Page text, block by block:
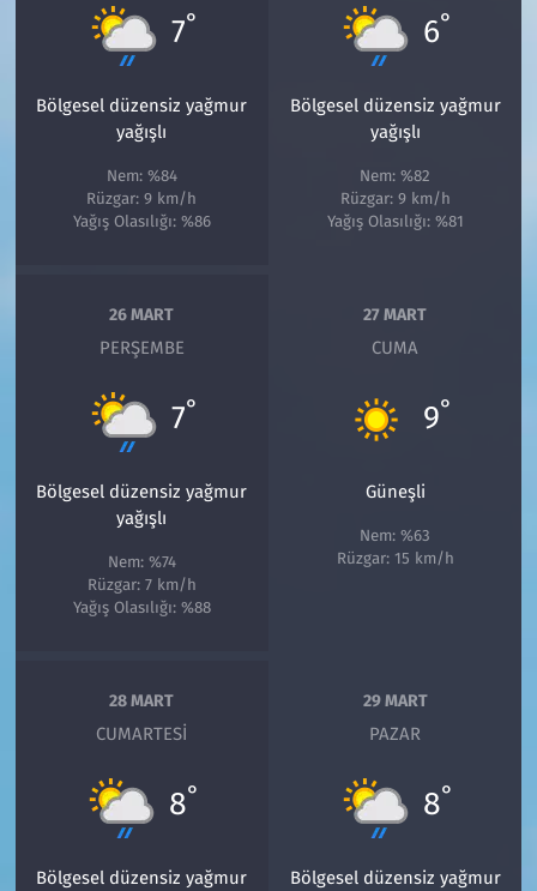
7°
Bölgesel düzensiz yağmur
yağışlı
Nem: %84
Rüzgar: 9 km/h
Yağış Olasılığı: %86
6°
Bölgesel düzensiz yağmur
yağışlı
Nem: %82
Rüzgar: 9 km/h
Yağış Olasılığı: %81
26 MART
PERŞEMBE
7°
Bölgesel düzensiz yağmur
yağışlı
Nem: %74
Rüzgar: 7 km/h
Yağış Olasılığı: %88
27 MART
CUMA
9°
Güneşli
Nem: %63
Rüzgar: 15 km/h
28 MART
CUMARTESI
8°
Bölgesel düzensiz yağmur
29 MART
PAZAR
8°
Bölgesel düzensiz yağmur